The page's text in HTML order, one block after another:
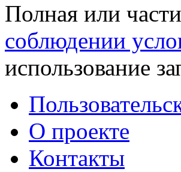
Полная или
соблюдении
использование
О проекте
Контакты